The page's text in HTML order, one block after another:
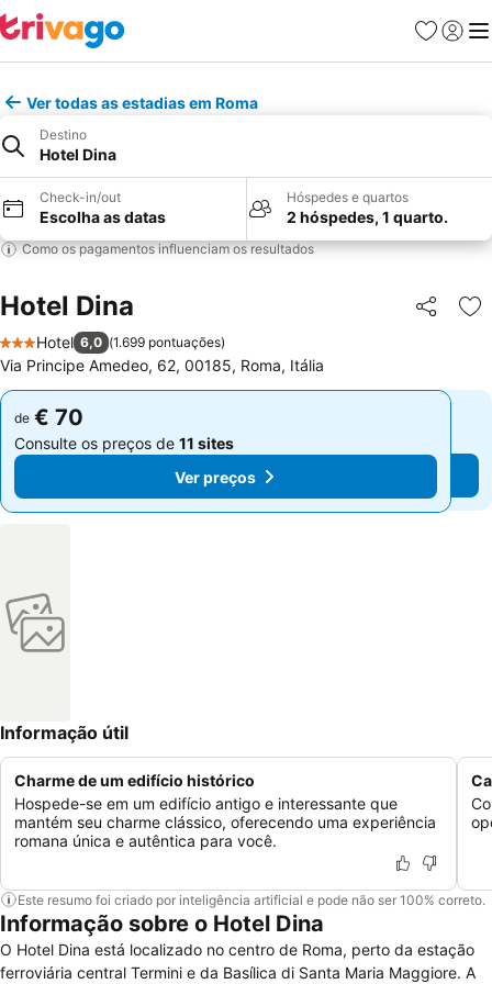
Favoritos
Iniciar
Ver todas as estadias em Roma
Destino
Hotel Dina
Check-in/out
Escolha as datas
Hóspedes e quartos
2 hóspedes, 1 quarto.
Como os pagamentos influenciam os resultados
Hotel Dina Partilhar
3 Estrelas
Hotel 6,0 (1.699 pontuações)
Via Principe Amedeo, 62, 00185, Roma, Itália
de € 70
Consulte os preços de 11 sites
Ver preços
de € 70
Consulte os preços de 11 sites
Ver preços
Informação útil
Charme de um edifício histórico
Hospede-se em um edifício antigo e interessante que
mantém seu charme clássico, oferecendo uma experiência
romana única e autêntica para você.
Este resumo foi criado por inteligência artificial e pode não ser 100% correto.
Informação sobre o Hotel Dina
O Hotel Dina está localizado no centro de Roma, perto da estação
ferroviária central Termini e da Basílica di Santa Maria Maggiore. A